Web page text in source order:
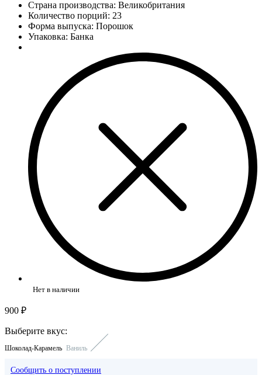
Страна производства: Великобритания
Количество порций: 23
Форма выпуска: Порошок
Упаковка: Банка
Нет в наличии
900 ₽
Выберите вкус:
Шоколад-Карамель Ваниль
Сообщить о поступлении